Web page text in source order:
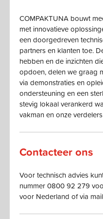
COMPAKTUNA bouwt
met innovatieve
een doorgedreven
partners en klanten toe.
hebben en de inzichten
opdoen, delen we graag
via demonstraties en
ondersteuning en een
stevig lokaal verankerd
vakman en onze
Contacteer ons
Voor technisch advies
nummer 0800 92 279
voor Nederland of via